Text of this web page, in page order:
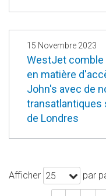
15 Novembre 2023
WestJet comble
en matière
John's avec de
transatlantiques
de Londres
Afficher 25 par